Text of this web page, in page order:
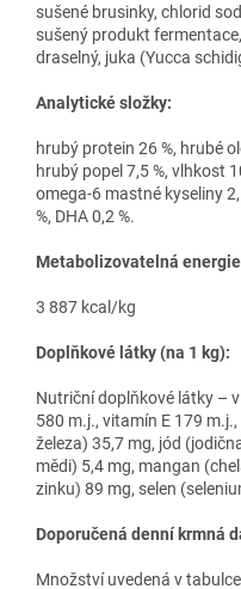
sušené brusinky, chlorid
sušený produkt
draselný, juka (Yucca
Analytické složky:
hrubý protein 26 %, hrubé
hrubý popel 7,5 %, vlhkost
omega-6 mastné kyseliny
%, DHA 0,2 %.
Metabolizovatelná
3 887 kcal/kg
Doplňkové látky (na 1 kg):
Nutriční doplňkové látky –
580 m.j., vitamín E 179
železa) 35,7 mg, jód
mědi) 5,4 mg, mangan
zinku) 89 mg, selen
Doporučená denní krmná
Množství uvedená v